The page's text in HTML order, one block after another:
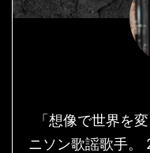
「想像で世界を
ニソン歌謡歌手。